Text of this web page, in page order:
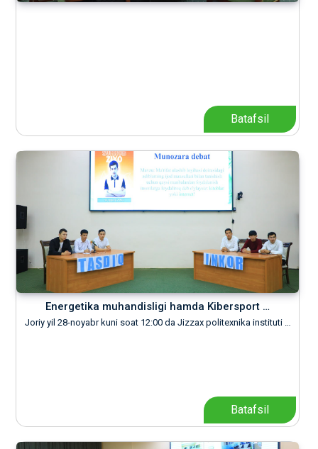
Batafsil
Energetika muhandisligi hamda Kibersport …
Joriy yil 28-noyabr kuni soat 12:00 da Jizzax politexnika instituti …
Batafsil